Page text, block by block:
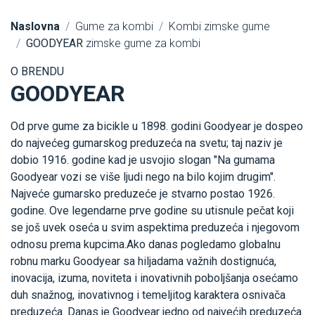
Naslovna Gume za kombi
Kombi zimske gume
GOODYEAR zimske gume za kombi
O BRENDU
GOODYEAR
Od prve gume za bicikle u 1898. godini Goodyear je dospeo
do najvećeg gumarskog preduzeća na svetu; taj naziv je
dobio 1916. godine kad je usvojio slogan "Na gumama
Goodyear vozi se više ljudi nego na bilo kojim drugim".
Najveće gumarsko preduzeće je stvarno postao 1926.
godine. Ove legendarne prve godine su utisnule pečat koji
se još uvek oseća u svim aspektima preduzeća i njegovom
odnosu prema kupcima.Ako danas pogledamo globalnu
robnu marku Goodyear sa hiljadama važnih dostignuća,
inovacija, izuma, noviteta i inovativnih poboljšanja osećamo
duh snažnog, inovativnog i temeljitog karaktera osnivača
preduzeća. Danas je Goodyear jedno od najvećih preduzeća